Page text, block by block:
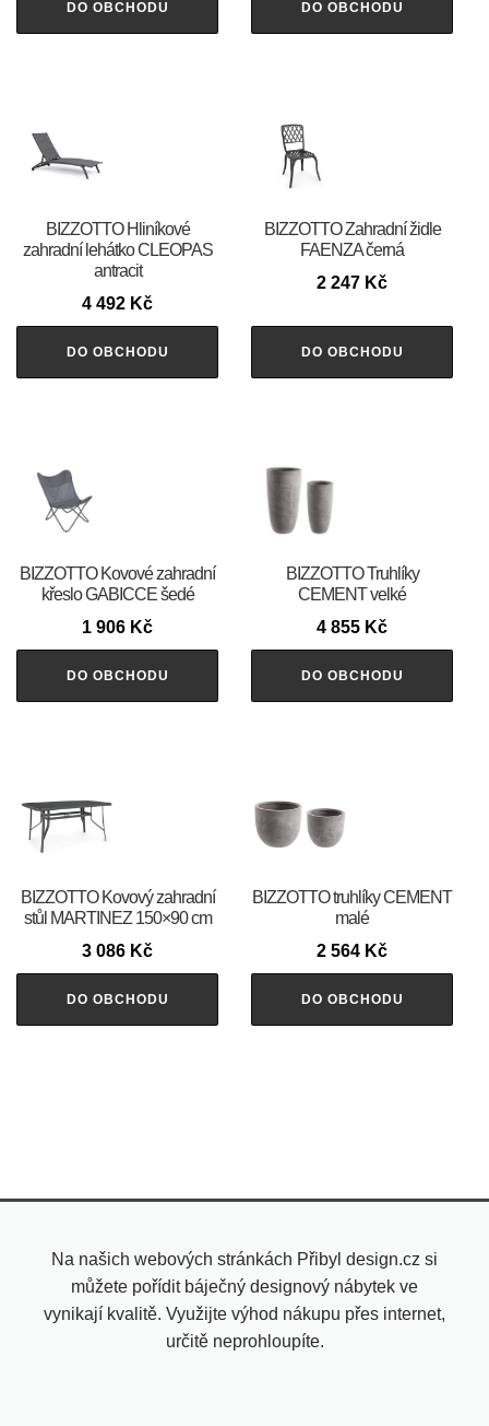
DO OBCHODU DO OBCHODU
BIZZOTTO Hliníkové
zahradní lehátko CLEOPAS
antracit
4 492 Kč
DO OBCHODU
BIZZOTTO Zahradní židle
FAENZA černá
2 247 Kč
DO OBCHODU
BIZZOTTO Kovové zahradní
křeslo GABICCE šedé
1 906 Kč
DO OBCHODU
BIZZOTTO Truhlíky
CEMENT velké
4 855 Kč
DO OBCHODU
BIZZOTTO Kovový zahradní
stůl MARTINEZ 150×90 cm
3 086 Kč
DO OBCHODU
BIZZOTTO truhlíky CEMENT
malé
2 564 Kč
DO OBCHODU
Na našich webových stránkách Přibyl design.cz si
můžete pořídit báječný designový nábytek ve
vynikají kvalitě. Využijte výhod nákupu přes internet,
určitě neprohloupíte.